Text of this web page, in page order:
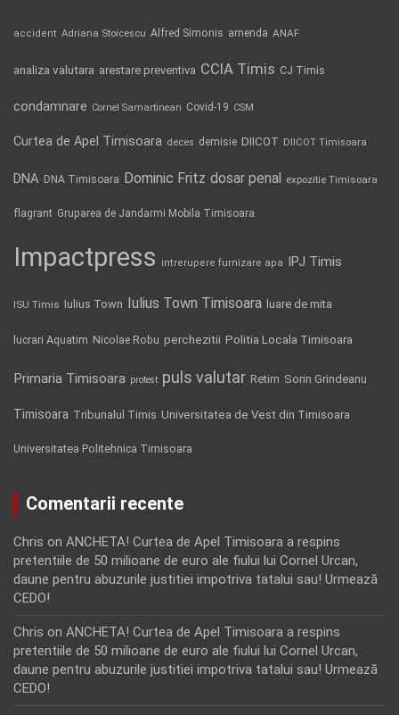
accident Adriana Stoicescu Alfred Simonis amenda ANAF
analiza valutara arestare preventiva CCIA Timis CJ Timis
condamnare Cornel Samartinean Covid-19 CSM
Curtea de Apel Timisoara deces demisie DIICOT DIICOT Timisoara
DNA DNA Timisoara Dominic Fritz dosar penal expozitie Timisoara
flagrant Gruparea de Jandarmi Mobila Timisoara
Impactpress intrerupere furnizare apa IPJ Timis
ISU Timis Iulius Town Iulius Town Timisoara luare de mita
lucrari Aquatim Nicolae Robu perchezitii Politia Locala Timisoara
Primaria Timisoara protest puls valutar Retim Sorin Grindeanu
Timisoara Tribunalul Timis Universitatea de Vest din Timisoara
Universitatea Politehnica Timisoara
Comentarii recente
Chris on ANCHETA! Curtea de Apel Timisoara a respins
pretentiile de 50 milioane de euro ale fiului lui Cornel Urcan,
daune pentru abuzurile justitiei impotriva tatalui sau! Urmează
CEDO!
Chris on ANCHETA! Curtea de Apel Timisoara a respins
pretentiile de 50 milioane de euro ale fiului lui Cornel Urcan,
daune pentru abuzurile justitiei impotriva tatalui sau! Urmează
CEDO!